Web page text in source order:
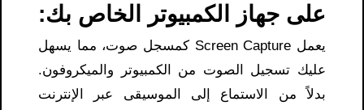
على جهاز الكمبيوتر الخاص بك:
يعمل Screen Capture كمسجل صوت، مما يسهل
عليك تسجيل الصوت من الكمبيوتر والميكروفون.
بدلاً من الاستماع إلى الموسيقى عبر الإنترنت